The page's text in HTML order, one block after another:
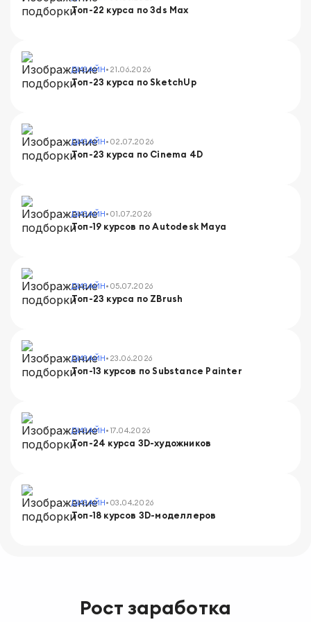
Топ-22 курса по 3ds Max
ДИЗАЙН• 21.06.2026
Топ-23 курса по SketchUp
ДИЗАЙН• 02.07.2026
Топ-23 курса по Cinema 4D
ДИЗАЙН• 01.07.2026
Топ-19 курсов по Autodesk Maya
ДИЗАЙН• 05.07.2026
Топ-23 курса по ZBrush
ДИЗАЙН• 23.06.2026
Топ-13 курсов по Substance Painter
ДИЗАЙН• 17.04.2026
Топ-24 курса 3D-художников
ДИЗАЙН• 03.04.2026
Топ-18 курсов 3D-моделлеров
Рост заработка